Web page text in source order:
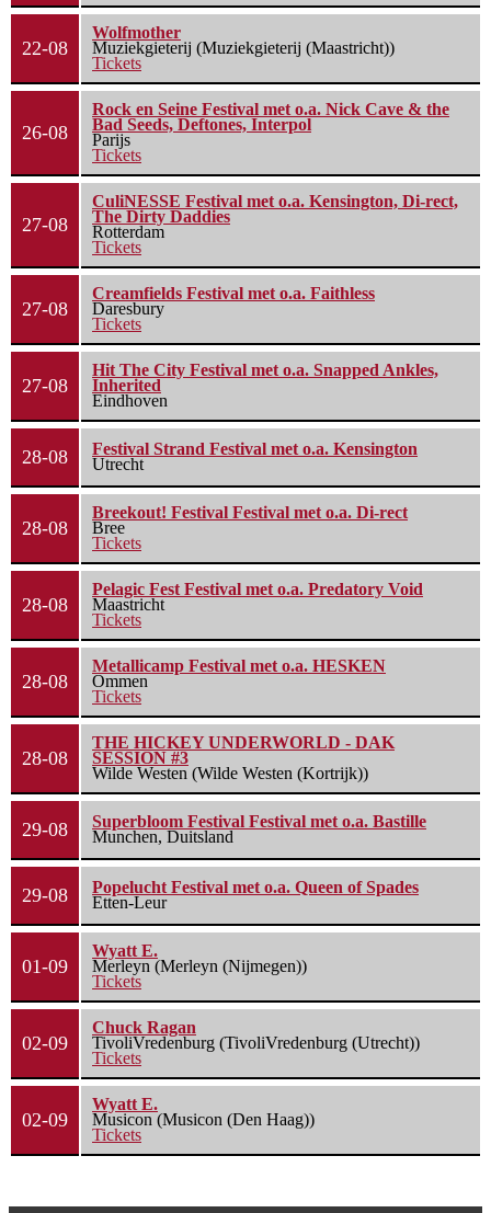
22-08
Wolfmother
Muziekgieterij (Muziekgieterij (Maastricht))
Tickets
26-08
Rock en Seine Festival met o.a. Nick Cave & the
Bad Seeds, Deftones, Interpol
Parijs
Tickets
27-08
CuliNESSE Festival met o.a. Kensington, Di-rect,
The Dirty Daddies
Rotterdam
Tickets
27-08
Creamfields Festival met o.a. Faithless
Daresbury
Tickets
27-08
Hit The City Festival met o.a. Snapped Ankles,
Inherited
Eindhoven
28-08
Festival Strand Festival met o.a. Kensington
Utrecht
28-08
Breekout! Festival Festival met o.a. Di-rect
Bree
Tickets
28-08
Pelagic Fest Festival met o.a. Predatory Void
Maastricht
Tickets
28-08
Metallicamp Festival met o.a. HESKEN
Ommen
Tickets
28-08
THE HICKEY UNDERWORLD - DAK
SESSION #3
Wilde Westen (Wilde Westen (Kortrijk))
29-08
Superbloom Festival Festival met o.a. Bastille
Munchen, Duitsland
29-08
Popelucht Festival met o.a. Queen of Spades
Etten-Leur
01-09
Wyatt E.
Merleyn (Merleyn (Nijmegen))
Tickets
02-09
Chuck Ragan
TivoliVredenburg (TivoliVredenburg (Utrecht))
Tickets
02-09
Wyatt E.
Musicon (Musicon (Den Haag))
Tickets